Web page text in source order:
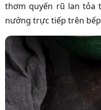
thơm quyến rũ lan tỏa
nướng trực tiếp trên